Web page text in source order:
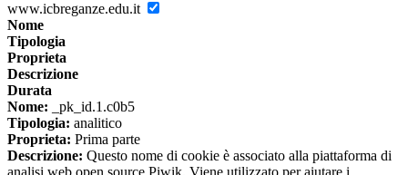
www.icbreganze.edu.it
Nome
Tipologia
Proprieta
Descrizione
Durata
Nome: _pk_id.1.c0b5
Tipologia: analitico
Proprieta: Prima parte
Descrizione: Questo nome di cookie è associato alla piattaforma di